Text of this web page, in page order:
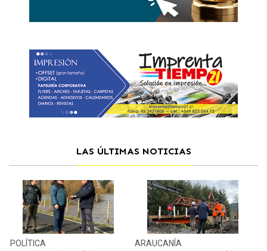
LAS ÚLTIMAS NOTICIAS
POLÍTICA ARAUCANÍA